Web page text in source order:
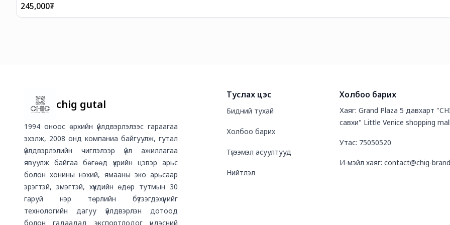
245,000₮
chig gutal
1994 оноос өрхийн үйлдвэрлэлээс гараагаа
эхэлж, 2008 онд компаниа байгуулж, гутал
үйлдвэрлэлийн чиглэлээр үйл ажиллагаа
явуулж байгаа бөгөөд үхрийн цэвэр арьс
болон хонины нэхий, ямааны эко арьсаар
эрэгтэй, эмэгтэй, хүүхдийн өдөр тутмын 30
гаруй нэр төрлийн бүтээгдэхүүнийг
технологийн дагуу үйлдвэрлэн дотоод
болон гадаадад экспортлодог үндэсний
Туслах цэс
Бидний тухай
Холбоо барих
Түгээмэл асуултууд
Нийтлэл
Холбоо барих
Хаяг: Grand Plaza 5 давхарт
савхи" Little Venice shopping
Утас: 75050520
И-мэйл хаяг: contact@chig-